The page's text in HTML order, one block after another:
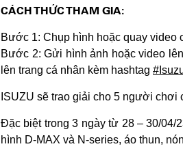
CÁCH THỨC THAM GIA:
Bước 1: Chụp hình hoặc quay video
Bước 2: Gửi hình ảnh hoặc video
lên trang cá nhân kèm hashtag
ISUZU sẽ trao giải cho 5 người
Đặc biệt trong 3 ngày từ 28 – 30/04/
hình D-MAX và N-series, áo thun,